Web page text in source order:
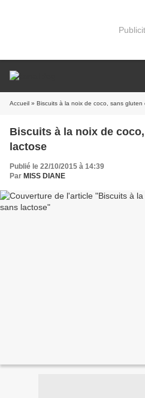
Accueil » Biscuits à la noix de coco, sans gluten
Biscuits à la noix de
lactose
Publié le 22/10/2015 à 14:39
Par MISS DIANE